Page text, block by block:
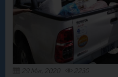
29 Mar, 2020 2230